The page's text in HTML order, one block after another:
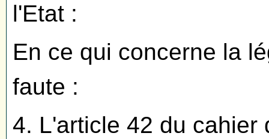
l'Etat :
En ce qui concerne la
faute :
4. L'article 42 du cahier